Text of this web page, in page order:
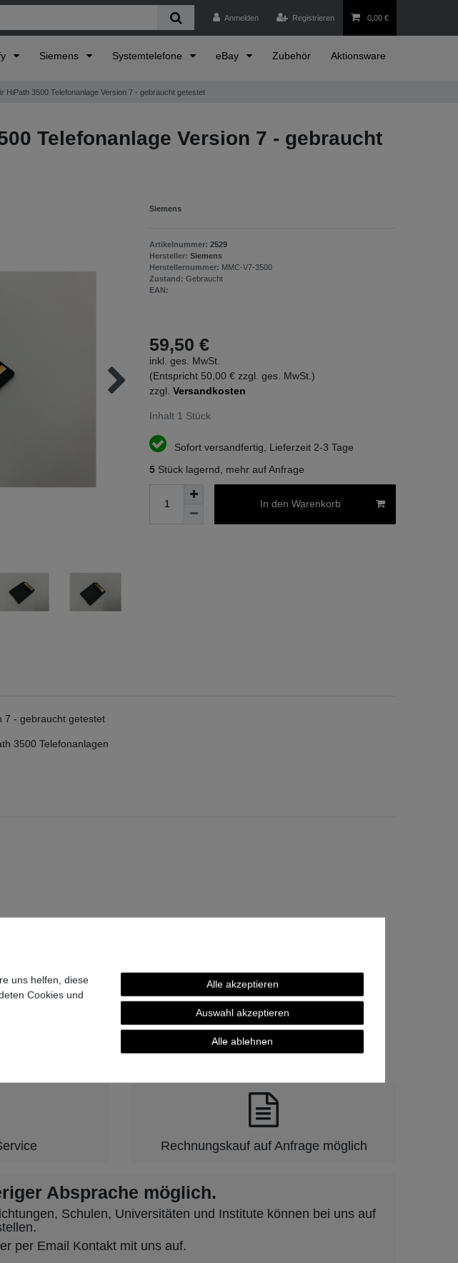
Anmelden Registrieren 0,00 €
Siemens Systemtelefone eBay Zubehör Aktionsware
HiPath 3500 Telefonanlage Version 7 - gebraucht getestet
Telefonanlage Version 7 - gebraucht
Siemens
Artikelnummer: 2529
Hersteller: Siemens
Herstellernummer: MMC-V7-3500
Zustand: Gebraucht
EAN:
59,50 €
inkl. ges. MwSt.
(Entspricht 50,00 € zzgl. ges. MwSt.)
zzgl. Versandkosten
Inhalt 1 Stück
Sofort versandfertig, Lieferzeit 2-3 Tage
5 Stück lagernd, mehr auf Anfrage
In den Warenkorb
7 - gebraucht getestet
3500 Telefonanlagen
und Vertrauen.
Rechnungskauf auf Anfrage möglich
Absprache möglich.
Schulen, Universitäten und Institute können bei uns auf
per Email Kontakt mit uns auf.
uns helfen, diese
Cookies und
Alle akzeptieren
Auswahl akzeptieren
Alle ablehnen